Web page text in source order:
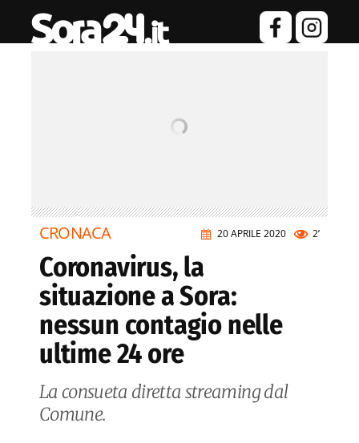
20 APRILE 2020 2’
CRONACA
Coronavirus, la
situazione a Sora:
nessun contagio nelle
ultime 24 ore
La consueta diretta streaming dal
Comune.